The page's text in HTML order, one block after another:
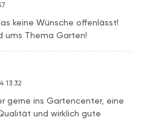
keine Wünsche offenlässt!
ums Thema Garten!
13:32
gerne ins Gartencenter, eine
und wirklich gute